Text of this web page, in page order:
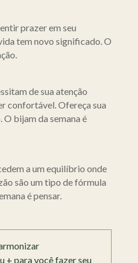
prazer em seu
tem novo significado. O
de sua atenção
confortável. Ofereça sua
O bijam da semana é
a um equilíbrio onde
são um tipo de fórmula
é pensar.
+ para você fazer seu